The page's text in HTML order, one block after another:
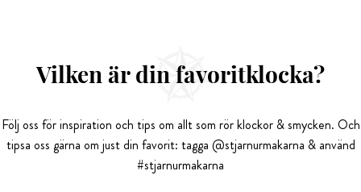
Vilken är din favoritklocka?
Följ oss för inspiration och tips om allt som rör klockor & smycken. Och
tipsa oss gärna om just din favorit: tagga @stjarnurmakarna & använd
#stjarnurmakarna